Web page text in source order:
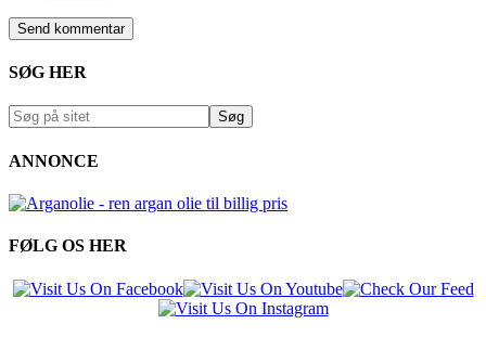
SØG HER
ANNONCE
FØLG OS HER